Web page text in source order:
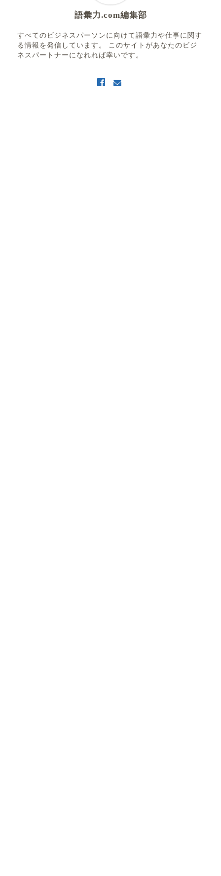
語彙力.com編集部
すべてのビジネスパーソンに向けて語彙力や仕事に関す
る情報を発信しています。 このサイトがあなたのビジ
ネスパートナーになれれば幸いです。